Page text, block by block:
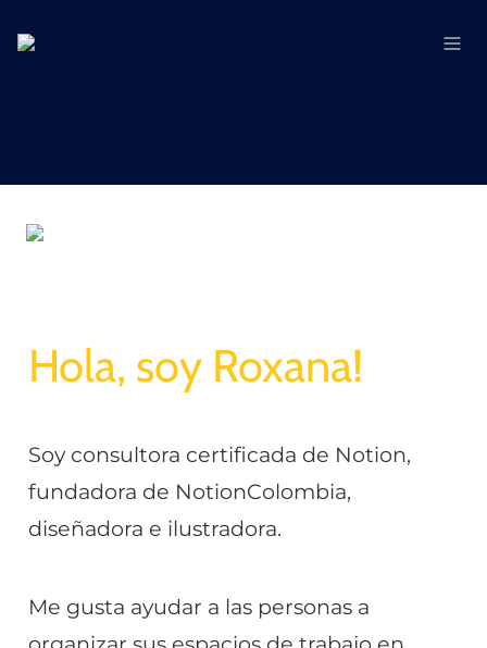
Hola, soy Roxana!
Soy consultora certificada de Notion,
fundadora de NotionColombia,
diseñadora e ilustradora.
Me gusta ayudar a las personas a